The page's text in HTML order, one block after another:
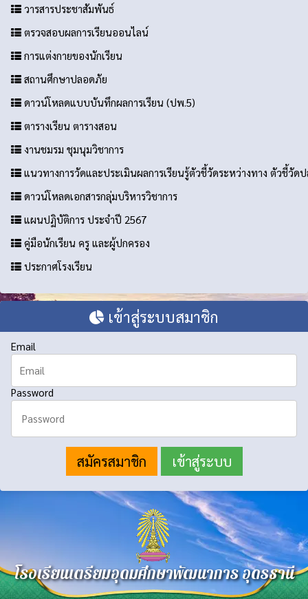
วารสารประชาสัมพันธ์
ตรวจสอบผลการเรียนออนไลน์
การแต่งกายของนักเรียน
สถานศึกษาปลอดภัย
ดาวน์โหลดแบบบันทึกผลการเรียน (ปพ.5)
ตารางเรียน ตารางสอน
งานชมรม ชุมนุมวิชาการ
แนวทางการวัดและประเมินผลการเรียนรู้ตัวชี้วัดระหว่างทาง ตัวชี้วัด
ดาวน์โหลดเอกสารกลุ่มบริหารวิชาการ
แผนปฏิบัติการ ประจำปี 2567
คู่มือนักเรียน ครู และผู้ปกครอง
ประกาศโรงเรียน
เข้าสู่ระบบสมาชิก
Email
Password
สมัครสมาชิก
โรงเรียนเตรียมอุดมศึกษาพัฒนาการ อุดรธานี